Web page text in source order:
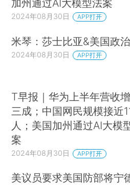
加州通过AI大模型法案
2024年08月30日 APP打开
米琴：莎士比亚&美国政治
2024年08月30日 APP打开
T早报｜华为上半年营收
三成；中国网民规模接近
人；美国加州通过AI大模
案
2024年08月30日 APP打开
美议员要求美国防部将宁